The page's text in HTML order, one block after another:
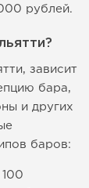
рублей.
зависит
бара,
и других
баров: